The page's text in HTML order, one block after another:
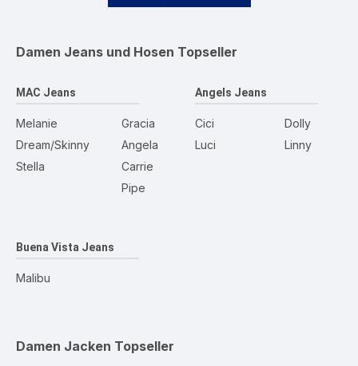
Damen Jeans und Hosen Topseller
MAC Jeans
Melanie
Dream/Skinny
Stella
Gracia
Angela
Carrie
Pipe
Angels Jeans
Cici
Luci
Dolly
Linny
Buena Vista Jeans
Malibu
Damen Jacken Topseller